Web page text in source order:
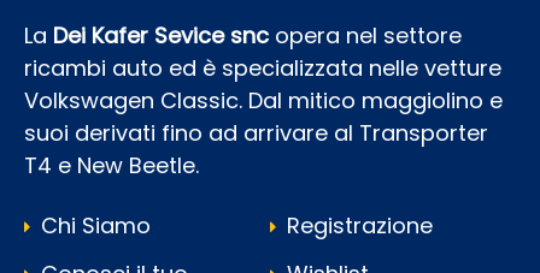
La Dei Kafer Sevice snc opera nel settore
ricambi auto ed è specializzata nelle vetture
Volkswagen Classic. Dal mitico maggiolino e
suoi derivati fino ad arrivare al Transporter
T4 e New Beetle.
Chi Siamo
Registrazione